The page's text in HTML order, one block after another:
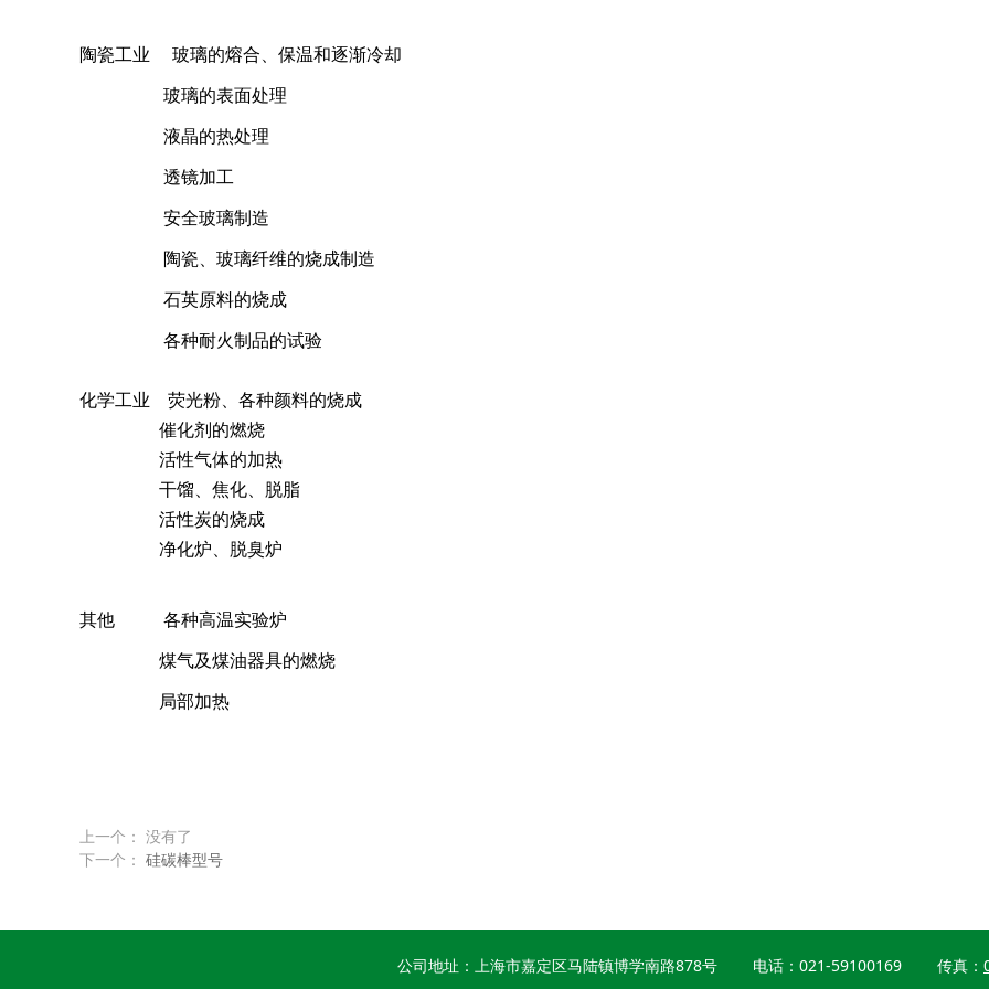
陶瓷工业 玻璃的熔合、保温和逐渐冷却
玻璃的表面处理
液晶的热处理
透镜加工
安全玻璃制造
陶瓷、玻璃纤维的烧成制造
石英原料的烧成
各种耐火制品的试验
化学工业 荧光粉、各种颜料的烧成
催化剂的燃烧
活性气体的加热
干馏、焦化、脱脂
活性炭的烧成
净化炉、脱臭炉
其他 各种高温实验炉
煤气及煤油器具的燃烧
局部加热
上一个： 没有了
下一个： 硅碳棒型号
公司地址：上海市嘉定区马陆镇博学南路878号 电话： 021-59100169 传真：